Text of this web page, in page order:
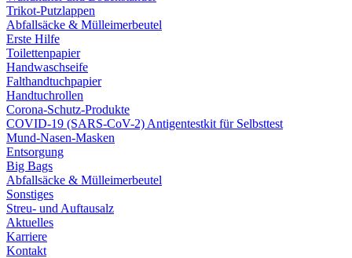
Trikot-Putzlappen
Abfallsäcke & Mülleimerbeutel
Erste Hilfe
Toilettenpapier
Handwaschseife
Falthandtuchpapier
Handtuchrollen
Corona-Schutz-Produkte
COVID-19 (SARS-CoV-2) Antigentestkit für Selbsttest
Mund-Nasen-Masken
Entsorgung
Big Bags
Abfallsäcke & Mülleimerbeutel
Sonstiges
Streu- und Auftausalz
Aktuelles
Karriere
Kontakt